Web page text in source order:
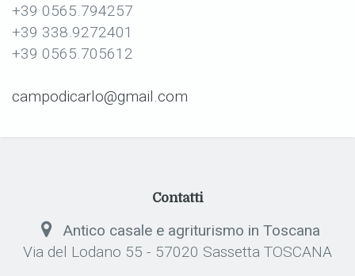
+39 0565.794257
+39 338.9272401
+39 0565.705612
campodicarlo@gmail.com
Contatti
Antico casale e agriturismo in Toscana
Via del Lodano 55 - 57020 Sassetta TOSCANA